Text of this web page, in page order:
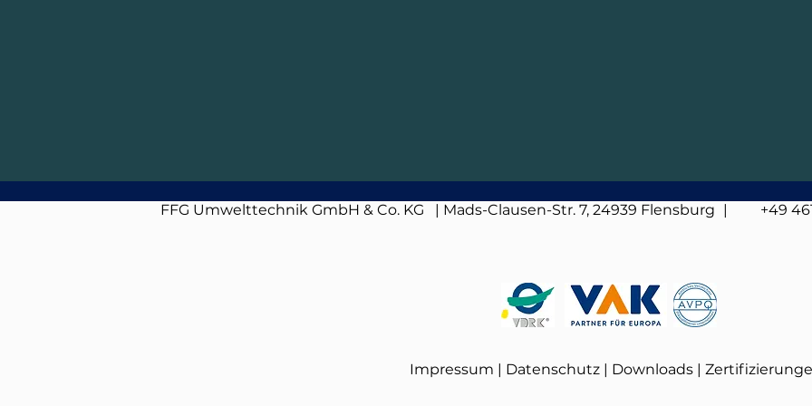
| +49
FFG Umwelttechnik GmbH & Co. KG | Mads-Clausen-Str. 7, 24939 Flensburg
Impressum | Datenschutz| Downloads|